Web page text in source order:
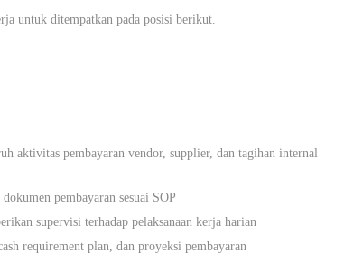
untuk ditempatkan pada posisi berikut.
aktivitas pembayaran vendor, supplier, dan tagihan internal
pembayaran sesuai SOP
supervisi terhadap pelaksanaan kerja harian
requirement plan, dan proyeksi pembayaran